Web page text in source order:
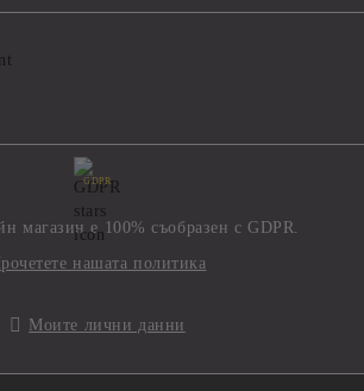
GDPR
магазин е 100% съобразен с GDPR.
нашата политика
Моите лични данни